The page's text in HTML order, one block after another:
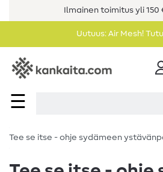
Ilmainen toimitus yli 150
Uutuus: Air Mesh!
☰
Tee se itse - ohje sydämeen